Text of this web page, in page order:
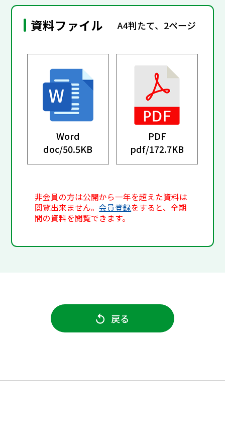
資料ファイル A4判たて、2ページ
Word
doc/50.5KB
PDF
pdf/172.7KB
非会員の方は公開から一年を超えた資料は
閲覧出来ません。会員登録をすると、全期
間の資料を閲覧できます。
戻る